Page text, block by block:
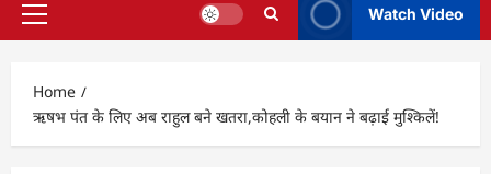
Primary
Watch Video
Home
ऋषभ पंत के लिए अब राहुल बने खतरा,कोहली के बयान ने बढ़ाई मुश्किलें!